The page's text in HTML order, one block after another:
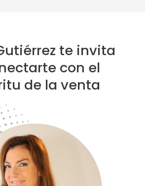
te invita
con el
de la venta